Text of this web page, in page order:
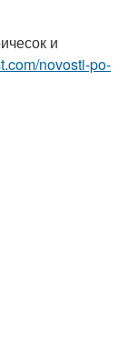
и
novosti-po-